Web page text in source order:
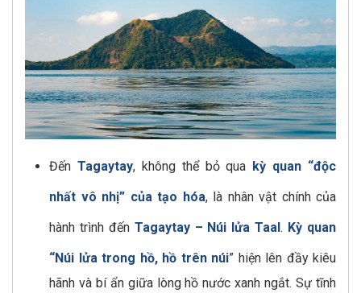
Đến Tagaytay, không thể bỏ qua kỳ quan “độc
nhất vô nhị” của tạo hóa, là nhân vật chính của
hành trình đến Tagaytay – Núi lửa Taal. Kỳ quan
“Núi lửa trong hồ, hồ trên núi” hiện lên đầy kiêu
hãnh và bí ẩn giữa lòng hồ nước xanh ngắt. Sự tĩnh